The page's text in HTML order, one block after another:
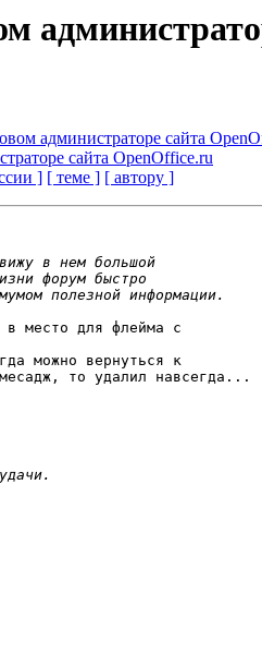
администраторе сайта
сайта OpenOffice.ru
] [ теме ] [ автору ]
в место для флейма с
можно вернуться к
то удалил навсегда...